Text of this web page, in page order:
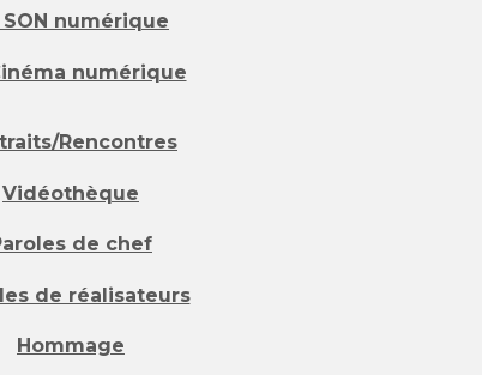
SON numérique
numérique
Rencontres
Vidéothèque
de chef
de réalisateurs
Hommage